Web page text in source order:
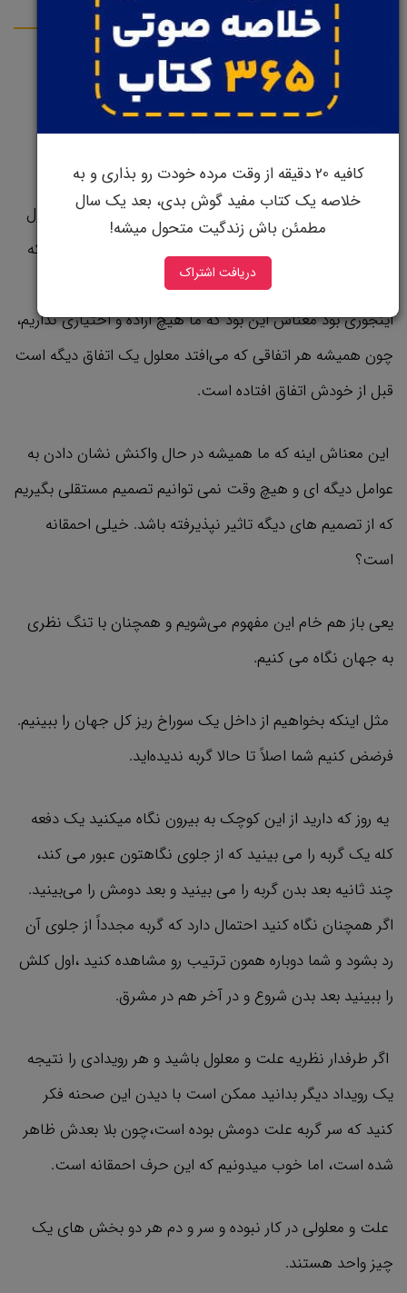
علت و معلول، توهمی که ما را گمراه کرده است.
ماها عادت داریم همه چیز را جفت ببینیم ، نور و روشنایی ،
یکی از جفت هایی که خیلی بهش علاقه داریم علت و معلول
است. یعنی باور به اینکه هر چیزی که میبینیم و هر چیزی که
اتفاق میافتد نتیجه و علت یه چیز دیگه است. اما اگر واقعا
اینجوری بود معناش این بود که ما هیچ اراده و اختیاری نداریم،
چون همیشه هر اتفاقی که می‌افتد معلول یک اتفاق دیگه است
قبل از خودش اتفاق افتاده است.
این معناش اینه که ما همیشه در حال واکنش نشان دادن به
عوامل دیگه ای و هیچ وقت نمی توانیم تصمیم مستقلی بگیریم
که از تصمیم های دیگه تاثیر نپذیرفته باشد. خیلی احمقانه
است؟
یعی باز هم خام این مفهوم می‌شویم و همچنان با تنگ نظری
به جهان نگاه می کنیم.
مثل اینکه بخواهیم از داخل یک سوراخ ریز کل جهان را ببینیم.
فرضض کنیم شما اصلاً تا حالا گربه ندیده‌اید.
یه روز که دارید از این کوچک به بیرون نگاه میکنید یک دفعه
کله یک گربه را می بینید که از جلوی نگاهتون عبور می کند،
چند ثانیه بعد بدن گربه را می بینید و بعد دومش را می‌بینید.
اگر همچنان نگاه کنید احتمال دارد که گربه مجدداً از جلوی آن
رد بشود و شما دوباره همون ترتیب رو مشاهده کنید ،اول کلش
را ببینید بعد بدن شروع و در آخر هم در مشرق.
اگر طرفدار نظریه علت و معلول باشید و هر رویدادی را نتیجه
یک رویداد دیگر بدانید ممکن است با دیدن این صحنه فکر
کنید که سر گربه علت دومش بوده است،چون بلا بعدش ظاهر
شده است، اما خوب میدونیم که این حرف احمقانه است.
علت و معلولی در کار نبوده و سر و دم هر دو بخش های یک
چیز واحد هستند.
کافیه 20 دقیقه از وقت مرده خودت رو بذاری و به
خلاصه یک کتاب مفید گوش بدی، بعد یک سال
مطمئن باش زندگیت متحول میشه!
دریافت اشتراک